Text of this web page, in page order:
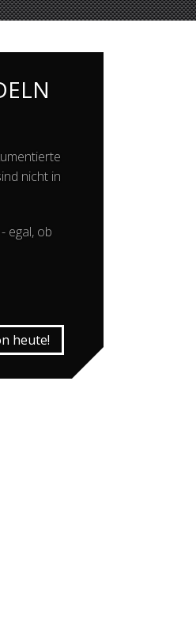
nicht in
egal, ob
heute!